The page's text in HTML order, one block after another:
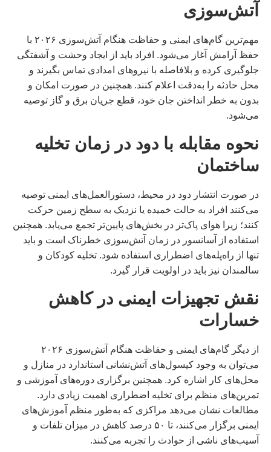
آتش‌سوزی
مهم‌ترین گام‌های ایمنی و حفاظت هنگام آتش‌سوزی ۲۰۲۶ با
حفظ آرامش آغاز می‌شود. افراد باید از ایجاد وحشت و آشفتگی
جلوگیری کرده و بلافاصله با نیروهای امدادی تماس بگیرند و
محل حادثه را به‌دقت اعلام کنند. همچنین در صورت امکان و
بدون به خطر انداختن جان خود، قطع جریان برق و گاز توصیه
می‌شود.
نحوه مقابله با دود در زمان تخلیه
ساختمان
در صورت انتشار دود در محیط، دستورالعمل‌های ایمنی توصیه
می‌کنند افراد به حالت خمیده یا نزدیک به سطح زمین حرکت
کنند؛ زیرا هوای پاک‌تر در بخش‌های پایین‌تر تجمع می‌یابد. همچنین
استفاده از آسانسور در زمان آتش‌سوزی خطرناک است و باید
تنها از راه‌پله‌های اضطراری استفاده شود. تخلیه کودکان و
سالمندان نیز باید در اولویت قرار گیرد.
نقش تجهیزات ایمنی در کاهش
خسارات
از دیگر گام‌های ایمنی و حفاظت هنگام آتش‌سوزی ۲۰۲۶
می‌توان به وجود کپسول‌های آتش‌نشانی استاندارد در منازل و
محل‌های کار اشاره کرد. همچنین برگزاری دوره‌های آموزشی و
تمرین‌های منظم برای تخلیه اضطراری اهمیت زیادی دارد.
مطالعات نشان می‌دهد مراکزی که به‌طور منظم آموزش‌های
ایمنی برگزار می‌کنند، تا ۵۰ درصد کاهش در میزان تلفات و
آسیب‌های ناشی از حوادث را تجربه می‌کنند.